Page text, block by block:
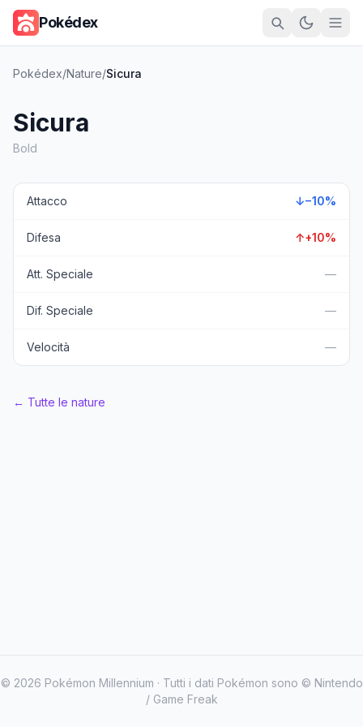
Pokédex
Pokédex/Nature/Sicura
Sicura
Bold
Attacco ↓−10%
Difesa ↑+10%
Att. Speciale —
Dif. Speciale —
Velocità —
← Tutte le nature
© 2026 Pokémon Millennium · Tutti i dati Pokémon sono © Nintendo
/ Game Freak